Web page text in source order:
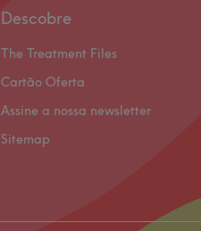
Descobre
The Treatment Files
Cartão Oferta
Assine a nossa newsletter
Sitemap